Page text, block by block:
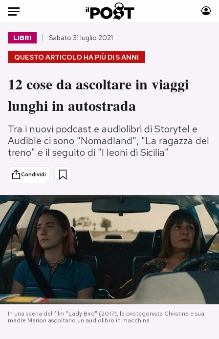
Auto
HOME
Italia
Politica
Tecnologia
Internet
Scienza
Cultura
Economia
Sport
Moda
Consumismi
Storie/Idee
Ok Boomer!
Media
Mondiali calcio 2026
PODCAST
NEWSLETTER
I MIEI PREFERITI
QUESTO ARTICOLO HA PIÙ DI 5 ANNI
LIBRI Sabato 31 luglio 2021
12 cose da ascoltare in viaggi
lunghi in autostrada
Tra i nuovi podcast e audiolibri di Storytel e
Audible ci sono "Nomadland", "La ragazza del
treno" e il seguito di "I leoni di Sicilia"
Condividi
In una scena del film "Lady Bird" (2017), la protagonista Christine e sua
madre Marion ascoltano un audiolibro in macchina